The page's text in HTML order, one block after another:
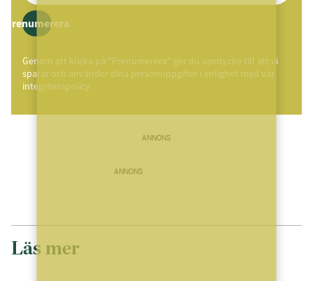
Prenumerera
Genom att klicka på "Prenumerera" ger du samtycke till att vi
sparar och använder dina personuppgifter i enlighet med vår
integritetspolicy.
ANNONS
ANNONS
Läs mer